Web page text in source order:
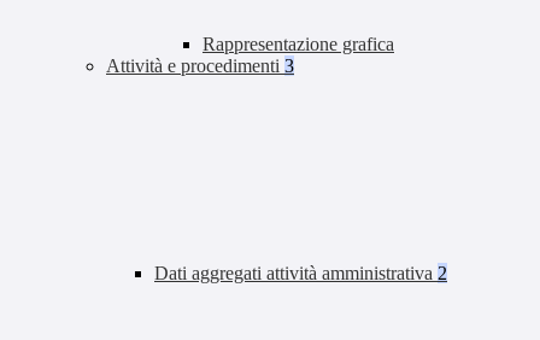
Rappresentazione grafica
Attività e procedimenti 3
Dati aggregati attività amministrativa 2